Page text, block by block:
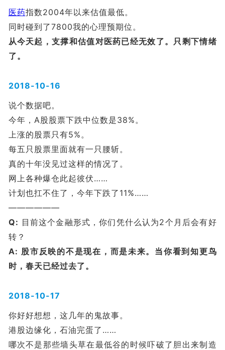
医药指数2004年以来估值最低。
同时碰到了7800我的心理预期位。
从今天起，支撑和估值对医药已经无效了。只剩下情绪
了。
2018-10-16
说个数据吧。
今年，A股股票下跌中位数是38%。
上涨的股票只有5%。
每五只股票里面就有一只腰斩。
真的十年没见过这样的情况了。
网上各种爆仓此起彼伏……
计划也扛不住了，今年下跌了11%……
——————
Q: 目前这个金融形式，你们凭什么认为2个月后会有好
转？
A: 股市反映的不是现在，而是未来。当你看到知更鸟
时，春天已经过去了。
2018-10-17
你好好想想，这几年的鬼故事。
港股边缘化，石油完蛋了……
哪次不是那些墙头草在最低谷的时候吓破了胆出来制造